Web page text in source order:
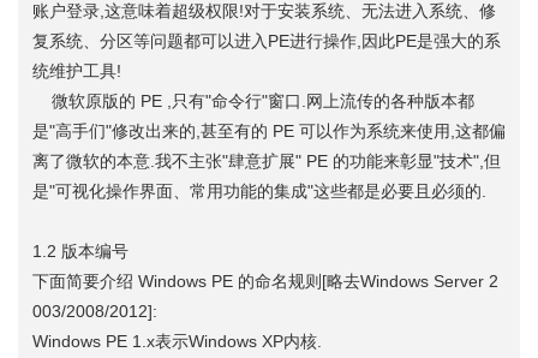
账户登录,这意味着超级权限!对于安装系统、无法进入系统、修
复系统、分区等问题都可以进入PE进行操作,因此PE是强大的系
统维护工具!
微软原版的 PE ,只有"命令行"窗口.网上流传的各种版本都
是"高手们"修改出来的,甚至有的 PE 可以作为系统来使用,这都偏
离了微软的本意.我不主张"肆意扩展" PE 的功能来彰显"技术",但
是"可视化操作界面、常用功能的集成"这些都是必要且必须的.
1.2 版本编号
下面简要介绍 Windows PE 的命名规则[略去Windows Server 2
003/2008/2012]:
Windows PE 1.x表示Windows XP内核.